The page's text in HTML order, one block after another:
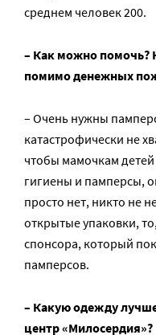
среднем человек 200.
– Как можно помочь?
помимо денежных
– Очень нужны
катастрофически не
чтобы мамочкам детей
гигиены и памперсы,
просто нет, никто не
открытые упаковки,
спонсора, который
памперсов.
– Какую одежду
центр «Милосердия»?